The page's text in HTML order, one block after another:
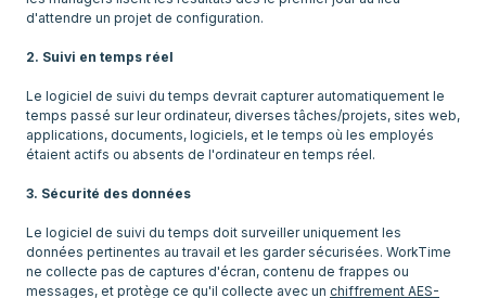
d'attendre un projet de configuration.
2. Suivi en temps réel
Le logiciel de suivi du temps devrait capturer automatiquement le
temps passé sur leur ordinateur, diverses tâches/projets, sites web,
applications, documents, logiciels, et le temps où les employés
étaient actifs ou absents de l'ordinateur en temps réel.
3. Sécurité des données
Le logiciel de suivi du temps doit surveiller uniquement les
données pertinentes au travail et les garder sécurisées. WorkTime
ne collecte pas de captures d'écran, contenu de frappes ou
messages, et protège ce qu'il collecte avec un chiffrement AES-